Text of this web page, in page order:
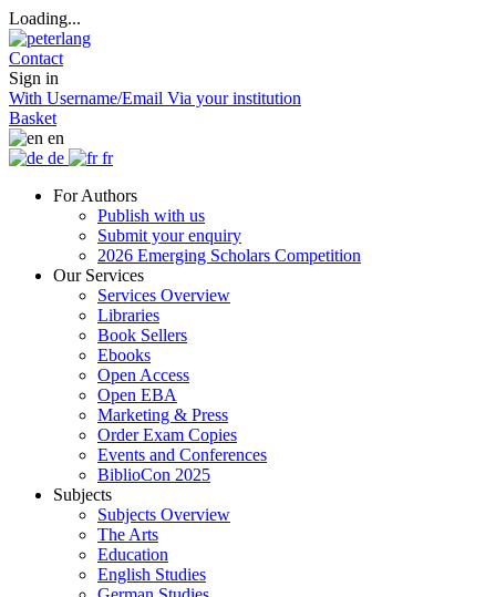
Loading...
Contact
Sign in
With Username/Email Via your institution
Basket
en
de
fr
For Authors
Publish with us
Submit your enquiry
2026 Emerging Scholars Competition
Our Services
Services Overview
Libraries
Book Sellers
Ebooks
Open Access
Open EBA
Marketing & Press
Order Exam Copies
Events and Conferences
BiblioCon 2025
Subjects
Subjects Overview
The Arts
Education
English Studies